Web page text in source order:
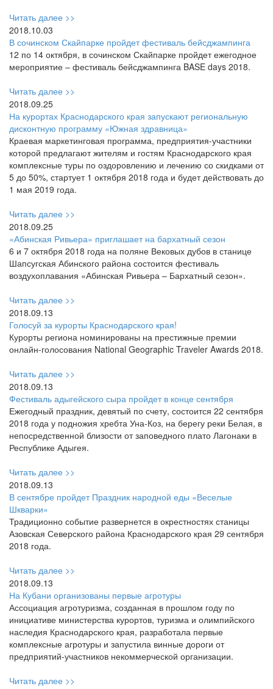
Читать далее >>
2018.10.03
В сочинском Скайпарке пройдет фестиваль бейсджампинга
12 по 14 октября, в сочинском Скайпарке пройдет ежегодное
мероприятие – фестиваль бейсджампинга BASE days 2018.
Читать далее >>
2018.09.25
На курортах Краснодарского края запускают региональную
дисконтную программу «Южная здравница»
Краевая маркетинговая программа, предприятия-участники
которой предлагают жителям и гостям Краснодарского края
комплексные туры по оздоровлению и лечению со скидками от
5 до 50%, стартует 1 октября 2018 года и будет действовать до
1 мая 2019 года.
Читать далее >>
2018.09.25
«Абинская Ривьера» приглашает на бархатный сезон
6 и 7 октября 2018 года на поляне Вековых дубов в станице
Шапсугская Абинского района состоится фестиваль
воздухоплавания «Абинская Ривьера – Бархатный сезон».
Читать далее >>
2018.09.13
Голосуй за курорты Краснодарского края!
Курорты региона номинированы на престижные премии
онлайн-голосования National Geographic Traveler Awards 2018.
Читать далее >>
2018.09.13
Фестиваль адыгейского сыра пройдет в конце сентября
Ежегодный праздник, девятый по счету, состоится 22 сентября
2018 года у подножия хребта Уна-Коз, на берегу реки Белая, в
непосредственной близости от заповедного плато Лагонаки в
Республике Адыгея.
Читать далее >>
2018.09.13
В сентябре пройдет Праздник народной еды «Веселые
Шкварки»
Традиционно событие развернется в окрестностях станицы
Азовская Северского района Краснодарского края 29 сентября
2018 года.
Читать далее >>
2018.09.13
На Кубани организованы первые агротуры
Ассоциация агротуризма, созданная в прошлом году по
инициативе министерства курортов, туризма и олимпийского
наследия Краснодарского края, разработала первые
комплексные агротуры и запустила винные дороги от
предприятий-участников некоммерческой организации.
Читать далее >>